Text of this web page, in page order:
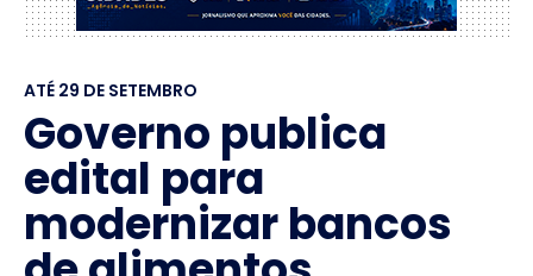
ATÉ 29 DE SETEMBRO
Governo publica
edital para
modernizar bancos